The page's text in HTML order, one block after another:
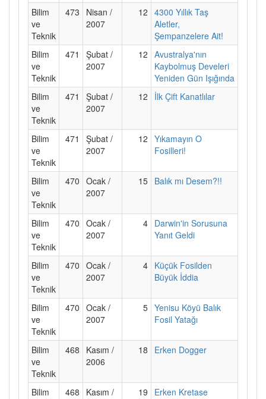
Bilim
ve
Teknik
473
Nisan /
2007
12 4300 Yıllık Taş
Aletler,
Şempanzelere Ait!
Bilim
ve
Teknik
471
Şubat /
2007
12 Avustralya'nın
Kaybolmuş Develeri
Yeniden Gün Işığında
Bilim
ve
Teknik
471
Şubat /
2007
12 İlk Çift Kanatlılar
Bilim
ve
Teknik
471
Şubat /
2007
12 Yıkamayın O
Fosilleri!
Bilim
ve
Teknik
470 Ocak /
2007
15 Balık mı Desem?!!
Bilim
ve
Teknik
470 Ocak /
2007
4 Darwin'in Sorusuna
Yanıt Geldi
Bilim
ve
Teknik
470 Ocak /
2007
4 Küçük Fosilden
Büyük İddia
Bilim
ve
Teknik
470 Ocak /
2007
5 Yenisu Köyü Balık
Fosil Yatağı
Bilim
ve
Teknik
468
Kasım /
2006
18 Erken Dogger
Bilim
468
Kasım /
19 Erken Kretase